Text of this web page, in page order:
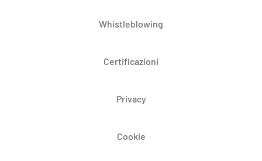
Whistleblowing
Certificazioni
Privacy
Cookie